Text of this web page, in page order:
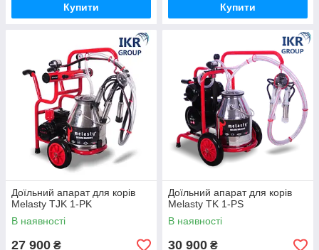
Купити Купити
Доїльний апарат для корів
Melasty TJK 1-PK
В наявності
27 900 ₴
Доїльний апарат для корів
Melasty TK 1-PS
В наявності
30 900 ₴